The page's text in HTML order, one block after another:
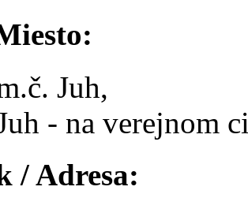
Juh,
- na verejnom
/ Adresa: